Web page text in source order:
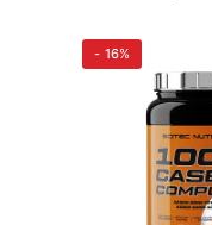
- 16%